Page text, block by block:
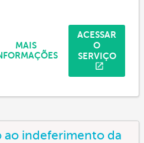
ACESSAR
O
SERVIÇO
MAIS
ao indeferimento da